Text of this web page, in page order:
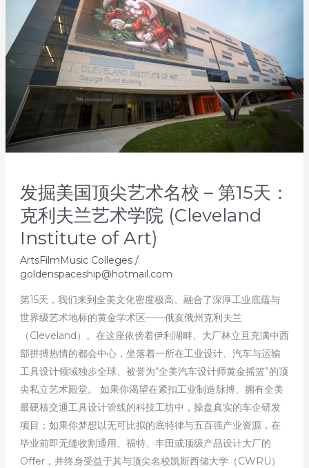
术
校
第
16
天：
新
院
(The
New
School)
发掘美国顶尖艺术名校 – 第15天：
克利夫兰艺术学院 (Cleveland
Institute of Art)
ArtsFilmMusic Colleges/
goldenspaceship@hotmail.com
第15天，我们来到全美文化密度极高、融合了深厚工业底蕴与
世界级艺术地标的黄金学术区——俄亥俄州克利夫兰
（Cleveland）。在这座依傍着伊利湖畔、大厂林立且充满中西
部拼搏热情的都会中心，坐落着一所在工业设计、汽车与运输
工具设计领域独步全球、被誉为“全美汽车设计师黄金摇篮”的顶
尖私立艺术殿堂。 如果你渴望在紧扣工业制造脉搏、拥有全美
最硬核交通工具设计管线的科技工坊中，操盘真实的车企研发
项目；如果你梦想以无可比拟的底特律与五百强产业资源，在
毕业前即无缝收割通用、福特、丰田或顶级产品设计大厂的
Offer，并终身受益于其与顶尖名校凯斯西储大学（CWRU）